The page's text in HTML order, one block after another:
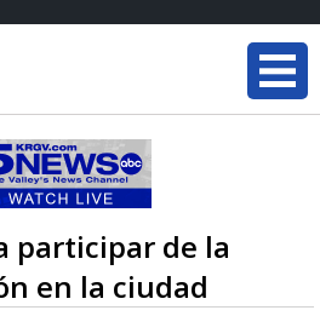
participar de la
en la ciudad